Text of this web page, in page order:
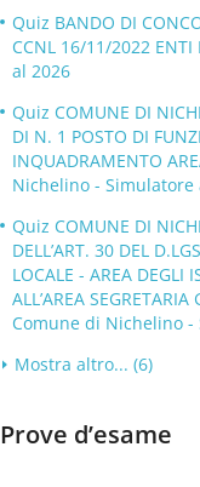
Quiz BANDO DI
CCNL 16/11/2022
al 2026
Quiz COMUNE DI
DI N. 1 POSTO DI
INQUADRAMENTO
Nichelino - Simulatore
Quiz COMUNE DI
DELL’ART. 30 DEL
LOCALE - AREA DEGLI
ALL’AREA
Comune di Nichelino
Mostra altro... (6)
Prove d’esame